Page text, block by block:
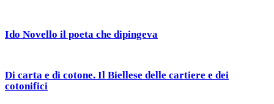
Ido Novello il poeta che dipingeva
Di carta e di cotone. Il Biellese delle cartiere e dei
cotonifici